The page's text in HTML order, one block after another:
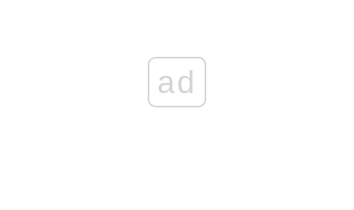
ad